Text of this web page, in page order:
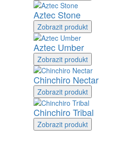
Aztec Stone
Zobrazit produkt
Aztec Umber
Zobrazit produkt
Chinchiro Nectar
Zobrazit produkt
Chinchiro Tribal
Zobrazit produkt